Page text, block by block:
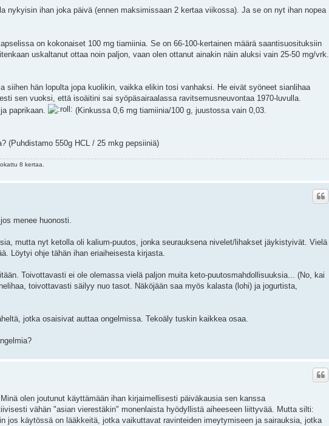
nykyisin ihan joka päivä (ennen maksimissaan 2 kertaa viikossa). Ja se on nyt ihan nopea
on kokonaiset 100 mg tiamiinia. Se on 66-100-kertainen määrä saantisuosituksiin
uskaltanut ottaa noin paljon, vaan olen ottanut ainakin näin aluksi vain 25-50 mg/vrk.
siihen hän lopulta jopa kuolikin, vaikka elikin tosi vanhaksi. He eivät syöneet sianlihaa
sen vuoksi, että isoäitini sai syöpäsairaalassa ravitsemusneuvontaa 1970-luvulla.
paprikaan.
(Kinkussa 0,6 mg tiamiinia/100 g, juustossa vain 0,03.
(Puhdistamo 550g HCL / 25 mkg pepsiiniä)
8 kertaa.
menee huonosti.
mutta nyt ketolla oli kalium-puutos, jonka seurauksena nivelet/lihakset jäykistyivät. Vielä
Löytyi ohje tähän ihan eriaiheisesta kirjasta.
Toivottavasti ei ole olemassa vielä paljon muita keto-puutosmahdollisuuksia... (No, kai
toivottavasti säilyy nuo tasot. Näköjään saa myös kalasta (lohi) ja jogurtista,
jotka osaisivat auttaa ongelmissa. Tekoäly tuskin kaikkea osaa.
olen joutunut käyttämään ihan kirjaimellisesti päiväkausia sen kanssa
vähän "asian vierestäkin" monenlaista hyödyllistä aiheeseen liittyvää. Mutta silti:
jos käytössä on lääkkeitä, jotka vaikuttavat ravinteiden imeytymiseen ja sairauksia, jotka